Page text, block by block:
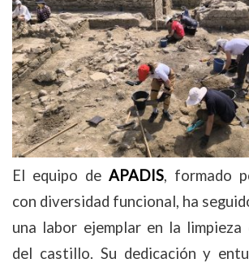
El equipo de APADIS, formado
con diversidad funcional, ha
una labor ejemplar en la
del castillo. Su dedicación y